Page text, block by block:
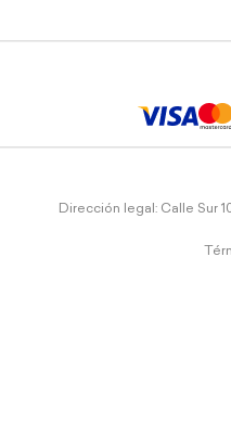
Dirección legal: Calle Sur